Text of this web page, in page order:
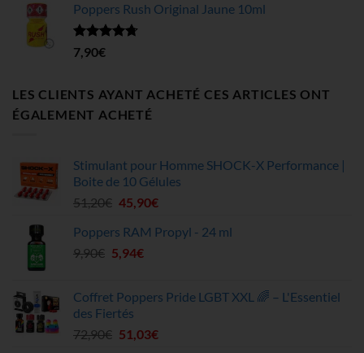
Poppers Rush Original Jaune 10ml
Note4.67
sur 5
7,90€
LES CLIENTS AYANT ACHETÉ CES ARTICLES ONT
ÉGALEMENT ACHETÉ
Stimulant pour Homme SHOCK-X Performance |
Boite de 10 Gélules
51,20€ Le
initial
était :
45,90€Le
actuel
Poppers RAM Propyl - 24 ml
9,90€ Le
était :
9,90€.
5,94€Le
est :
Coffret Poppers Pride LGBT XXL 🌈 – L'Essentiel
des Fiertés
72,90€ Le
51,03€Le